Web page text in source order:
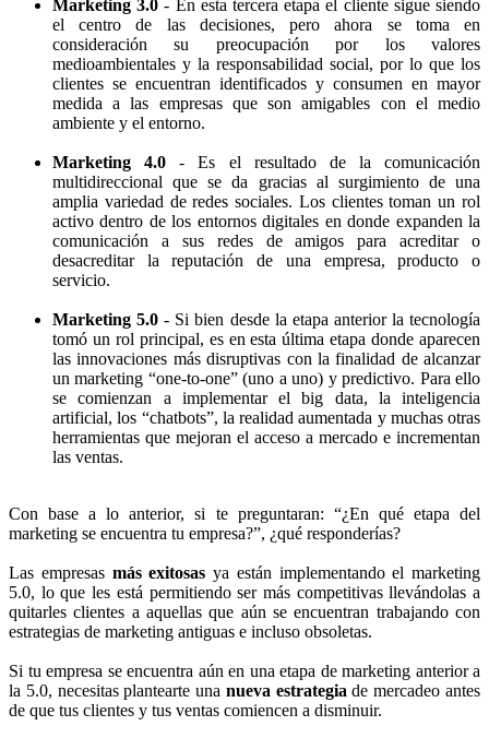
Marketing 3.0 - En esta tercera etapa el cliente sigue siendo
el centro de las decisiones, pero ahora se toma en
consideración su preocupación por los valores
medioambientales y la responsabilidad social, por lo que los
clientes se encuentran identificados y consumen en mayor
medida a las empresas que son amigables con el medio
ambiente y el entorno.
Marketing 4.0 - Es el resultado de la comunicación
multidireccional que se da gracias al surgimiento de una
amplia variedad de redes sociales. Los clientes toman un rol
activo dentro de los entornos digitales en donde expanden la
comunicación a sus redes de amigos para acreditar o
desacreditar la reputación de una empresa, producto o
servicio.
Marketing 5.0 - Si bien desde la etapa anterior la tecnología
tomó un rol principal, es en esta última etapa donde aparecen
las innovaciones más disruptivas con la finalidad de alcanzar
un marketing “one-to-one” (uno a uno) y predictivo. Para ello
se comienzan a implementar el big data, la inteligencia
artificial, los “chatbots”, la realidad aumentada y muchas otras
herramientas que mejoran el acceso a mercado e incrementan
las ventas.
Con base a lo anterior, si te preguntaran: “¿En qué etapa del
marketing se encuentra tu empresa?”, ¿qué responderías?
Las empresas más exitosas ya están implementando el marketing
5.0, lo que les está permitiendo ser más competitivas llevándolas a
quitarles clientes a aquellas que aún se encuentran trabajando con
estrategias de marketing antiguas e incluso obsoletas.
Si tu empresa se encuentra aún en una etapa de marketing anterior a
la 5.0, necesitas plantearte una nueva estrategia de mercadeo antes
de que tus clientes y tus ventas comiencen a disminuir.